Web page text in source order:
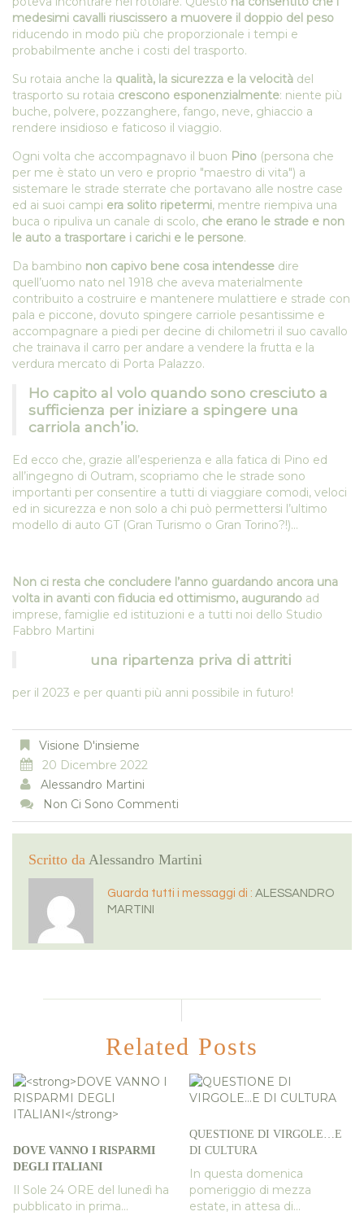
medesimi cavalli riuscissero a muovere il doppio del peso
riducendo in modo più che proporzionale i tempi e
probabilmente anche i costi del trasporto.
Su rotaia anche la qualità, la sicurezza e la velocità del
trasporto su rotaia crescono esponenzialmente: niente più
buche, polvere, pozzanghere, fango, neve, ghiaccio a
rendere insidioso e faticoso il viaggio.
Ogni volta che accompagnavo il buon Pino (persona che
per me è stato un vero e proprio "maestro di vita") a
sistemare le strade sterrate che portavano alle nostre case
ed ai suoi campi era solito ripetermi, mentre riempiva una
buca o ripuliva un canale di scolo, che erano le strade e non
le auto a trasportare i carichi e le persone.
Da bambino non capivo bene cosa intendesse dire
quell’uomo nato nel 1918 che aveva materialmente
contribuito a costruire e mantenere mulattiere e strade con
pala e piccone, dovuto spingere carriole pesantissime e
accompagnare a piedi per decine di chilometri il suo cavallo
che trainava il carro per andare a vendere la frutta e la
verdura mercato di Porta Palazzo.
Ho capito al volo quando sono cresciuto a
sufficienza per iniziare a spingere una
carriola anch’io.
Ed ecco che, grazie all’esperienza e alla fatica di Pino ed
all’ingegno di Outram, scopriamo che le strade sono
importanti per consentire a tutti di viaggiare comodi, veloci
ed in sicurezza e non solo a chi può permettersi l’ultimo
modello di auto GT (Gran Turismo o Gran Torino?!)…
Non ci resta che concludere l’anno guardando ancora una
volta in avanti con fiducia ed ottimismo, augurando ad
imprese, famiglie ed istituzioni e a tutti noi dello Studio
Fabbro Martini
una ripartenza priva di attriti
per il 2023 e per quanti più anni possibile in futuro!
Visione D'insieme
20 Dicembre 2022
Alessandro Martini
Non Ci Sono Commenti
Scritto da Alessandro Martini
Guarda tutti i messaggi di : ALESSANDRO
MARTINI
Related Posts
DOVE VANNO I RISPARMI
DEGLI ITALIANI
Il Sole 24 ORE del lunedì ha
pubblicato in prima...
QUESTIONE DI VIRGOLE…E
DI CULTURA
In questa domenica
pomeriggio di mezza
estate, in attesa di...